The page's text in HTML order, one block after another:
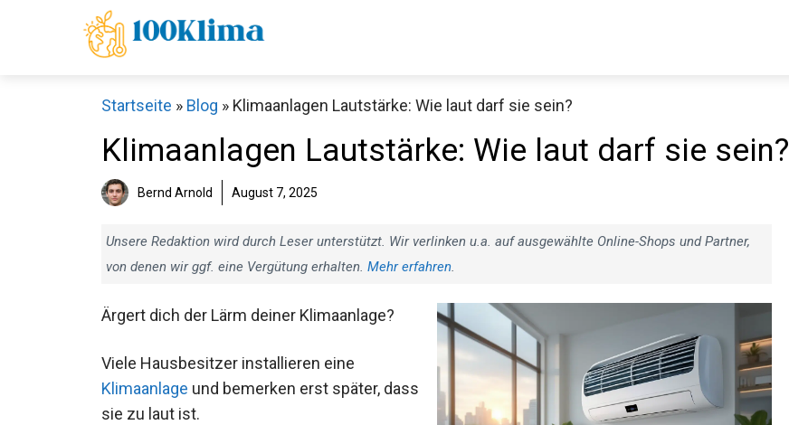
Startseite » Blog » Klimaanlagen Lautstärke: Wie laut darf sie sein?
Klimaanlagen Lautstärke: Wie laut darf sie sein?
Bernd Arnold August 7, 2025
Unsere Redaktion wird durch Leser unterstützt. Wir verlinken u.a. auf ausgewählte Online-Shops und Partner,
von denen wir ggf. eine Vergütung erhalten. Mehr erfahren.
Ärgert dich der Lärm deiner Klimaanlage?
Viele Hausbesitzer installieren eine
Klimaanlage und bemerken erst später, dass
sie zu laut ist.